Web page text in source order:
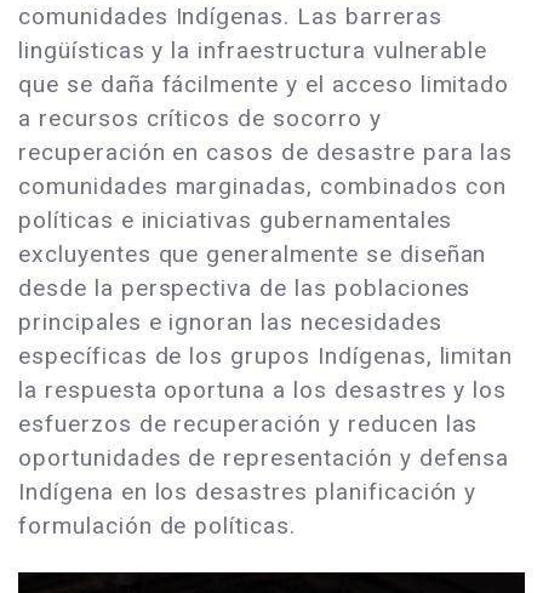
comunidades Indígenas. Las barreras
lingüísticas y la infraestructura vulnerable
que se daña fácilmente y el acceso limitado
a recursos críticos de socorro y
recuperación en casos de desastre para las
comunidades marginadas, combinados con
políticas e iniciativas gubernamentales
excluyentes que generalmente se diseñan
desde la perspectiva de las poblaciones
principales e ignoran las necesidades
específicas de los grupos Indígenas, limitan
la respuesta oportuna a los desastres y los
esfuerzos de recuperación y reducen las
oportunidades de representación y defensa
Indígena en los desastres planificación y
formulación de políticas.